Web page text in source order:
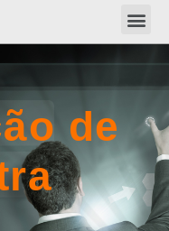
de